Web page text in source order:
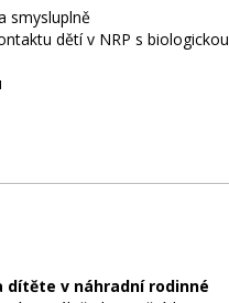
smysluplně
dětí v NRP s biologickou
v náhradní rodinné